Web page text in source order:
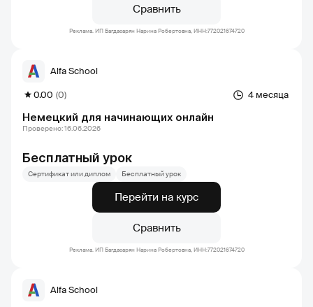
Сравнить
Реклама. ИП Багдасарян Нарина Робертовна, ИНН:772021674720
Немецкий для начинающих онлайн
4 месяца
0.00 (0)
Alfa School
Бесплатный урок
Проверено: 16.06.2026
Сертификат или диплом Бесплатный урок
Перейти на курс
Сравнить
Реклама. ИП Багдасарян Нарина Робертовна, ИНН:772021674720
Alfa School